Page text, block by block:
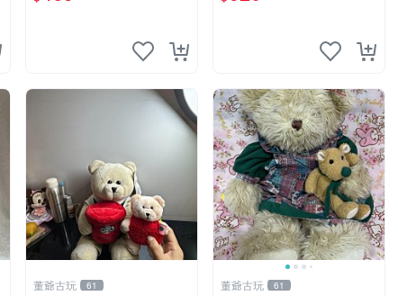
董爺古玩 61 董爺古玩 61